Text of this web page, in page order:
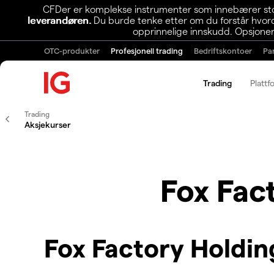
CFDer er komplekse instrumenter som innebærer
leverandøren.Du burde tenke etter om du forstår
opprinnelige innskudd.
OTC-produkter Profesjonell trading Bedriftskontoer
Trading
Trading
Aksjekurser
Fox
Fox Factory